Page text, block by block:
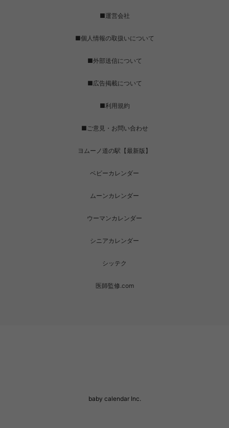
■運営会社
■個人情報の取扱いについて
■外部送信について
■広告掲載について
■利用規約
■ご意見・お問い合わせ
ヨムーノ道の駅【最新版】
ベビーカレンダー
ムーンカレンダー
ウーマンカレンダー
シニアカレンダー
シッテク
医師監修.com
baby calendar Inc.